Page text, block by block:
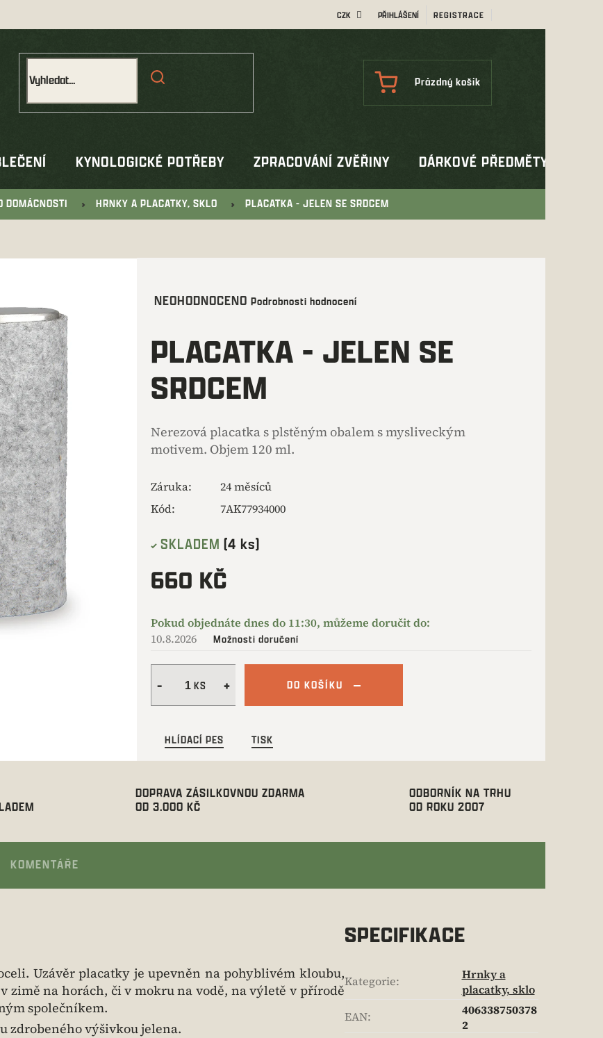
CZK PŘIHLÁŠENÍ REGISTRACE
NÁKUPNÍ
Prázdný košík
KYNOLOGICKÉ POTŘEBY ZPRACOVÁNÍ ZVĚŘINY DÁRKOVÉ PŘEDMĚTY
DOMÁCNOSTI HRNKY A PLACATKY, SKLO PLACATKA - JELEN SE SRDCEM
Průměrné
je
0,0
z
5
NEOHODNOCENO Podrobnosti hodnocení
PLACATKA - JELEN SE
SRDCEM
Nerezová placatka s plstěným obalem s mysliveckým
motivem. Objem 120 ml.
Záruka:
24 měsíců
Kód:
7AK77934000
SKLADEM (4 ks)
660 KČ
cena:
10.8.2026 Možnosti doručení
DO KOŠÍKU
HLÍDACÍ PES TISK
DOPRAVA ZÁSILKOVNOU ZDARMA
OD 3.000 KČ
ODBORNÍK NA TRHU
OD ROKU 2007
KOMENTÁŘE
Uzávěr placatky je upevněn na pohyblivém kloubu,
zimě na horách, či v mokru na vodě, na výletě v přírodě
společníkem.
zdrobeného výšivkou jelena.
SPECIFIKACE
Kategorie:
Hrnky a
placatky, sklo
EAN:
406338750378
2